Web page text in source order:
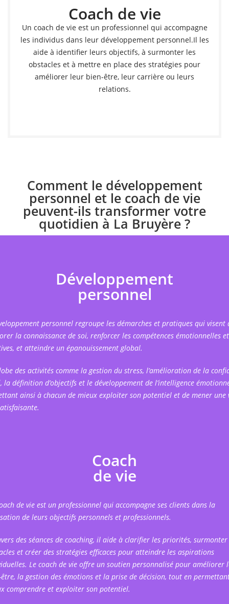
Coach de vie
Un coach de vie est un professionnel qui accompagne
les individus dans leur développement personnel.Il les
aide à identifier leurs objectifs, à surmonter les
obstacles et à mettre en place des stratégies pour
améliorer leur bien-être, leur carrière ou leurs
relations.
Comment le développement
personnel et le coach de vie
peuvent-ils transformer votre
quotidien à La Bruyère ?
Développement
personnel
personnel regroupe les démarches et pratiques qui visent
la connaissance de soi, renforcer les compétences émotionnelles et
et atteindre un épanouissement global.
des activités comme la gestion du stress, l’amélioration de la
la définition d’objectifs et le développement de l’intelligence
ainsi à chacun de mieux exploiter son potentiel et de mener une
Coach
de vie
de vie est un professionnel qui accompagne ses clients dans la
de leurs objectifs personnels et professionnels.
des séances de coaching, il aide à clarifier les priorités, surmonter
et créer des stratégies efficaces pour atteindre les aspirations
Le coach de vie offre un soutien personnalisé pour améliorer
la gestion des émotions et la prise de décision, tout en
comprendre et exploiter son potentiel.